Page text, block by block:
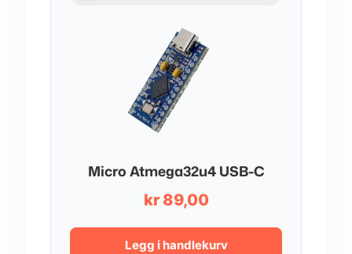
Micro Atmega32u4 USB-C
kr89,00
Legg i handlekurv